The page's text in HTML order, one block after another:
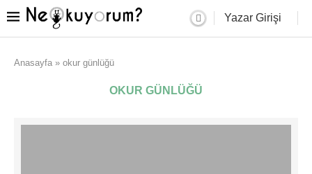
Yazar Girişi
Anasayfa » okur günlüğü
OKUR GÜNLÜĞÜ